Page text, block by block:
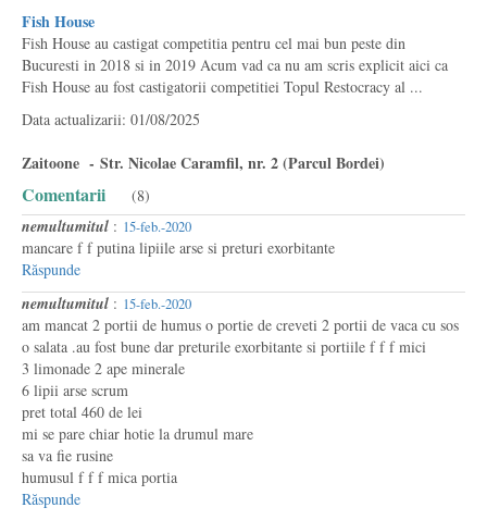
Fish House
Fish House au castigat competitia pentru cel mai bun peste din
Bucuresti in 2018 si in 2019 Acum vad ca nu am scris explicit aici ca
Fish House au fost castigatorii competitiei Topul Restocracy al ...
Data actualizarii: 01/08/2025
Zaitoone - Str. Nicolae Caramfil, nr. 2 (Parcul Bordei)
Comentarii (8)
nemultumitul : 15-feb.-2020
mancare f f putina lipiile arse si preturi exorbitante
Răspunde
nemultumitul : 15-feb.-2020
am mancat 2 portii de humus o portie de creveti 2 portii de vaca cu sos
o salata .au fost bune dar preturile exorbitante si portiile f f f mici
3 limonade 2 ape minerale
6 lipii arse scrum
pret total 460 de lei
mi se pare chiar hotie la drumul mare
sa va fie rusine
humusul f f f mica portia
Răspunde